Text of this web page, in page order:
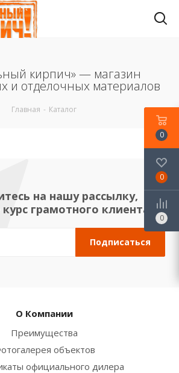
кирпич» — магазин
и отделочных материалов
Главная - Каталог
на нашу рассылку,
грамотного клиента!
О Компании
Преимущества
объектов
официального дилера
0
0
0